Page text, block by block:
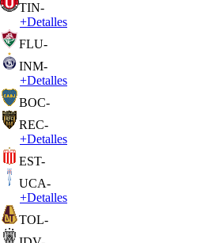
TIN-
+Detalles
FLU-
INM-
+Detalles
BOC-
REC-
+Detalles
EST-
UCA-
+Detalles
TOL-